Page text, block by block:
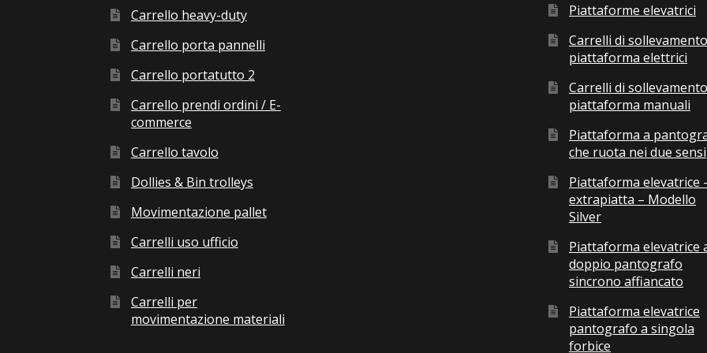
Carrello heavy-duty
Carrello porta pannelli
Carrello portatutto 2
Carrello prendi ordini / E-
commerce
Carrello tavolo
Dollies & Bin trolleys
Movimentazione pallet
Carrelli uso ufficio
Carrelli neri
Carrelli per
movimentazione materiali
Piattaforme elevatrici
Carrelli di
piattaforma elettrici
Carrelli di
piattaforma manuali
Piattaforma a
che ruota nei due sensi
Piattaforma elevatrice
extrapiatta – Modello
Silver
Piattaforma elevatrice
doppio pantografo
sincrono affiancato
Piattaforma elevatrice
pantografo a singola
forbice